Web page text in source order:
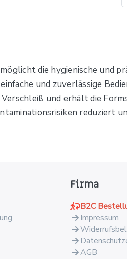
die hygienische und
und zuverlässige
und erhält die
reduziert
Firma
B2C
Impressum
AGB